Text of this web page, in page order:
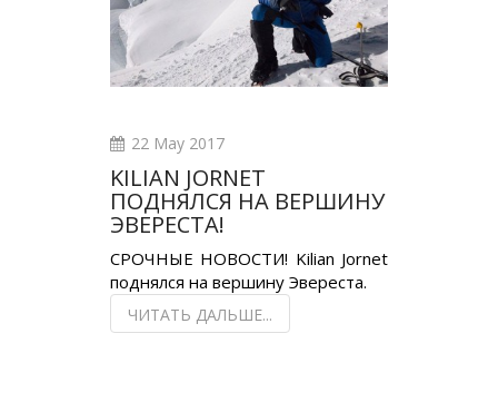
22 May 2017
KILIAN JORNET
ПОДНЯЛСЯ НА ВЕРШИНУ
ЭВЕРЕСТА!
СРОЧНЫЕ НОВОСТИ! Kilian Jornet
поднялся на вершину Эвереста.
ЧИТАТЬ ДАЛЬШЕ...